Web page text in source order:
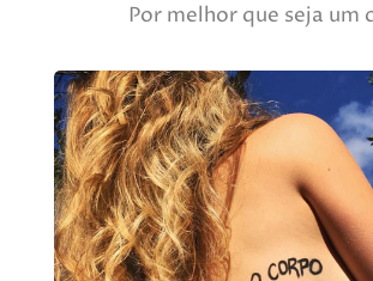
Por melhor que seja um